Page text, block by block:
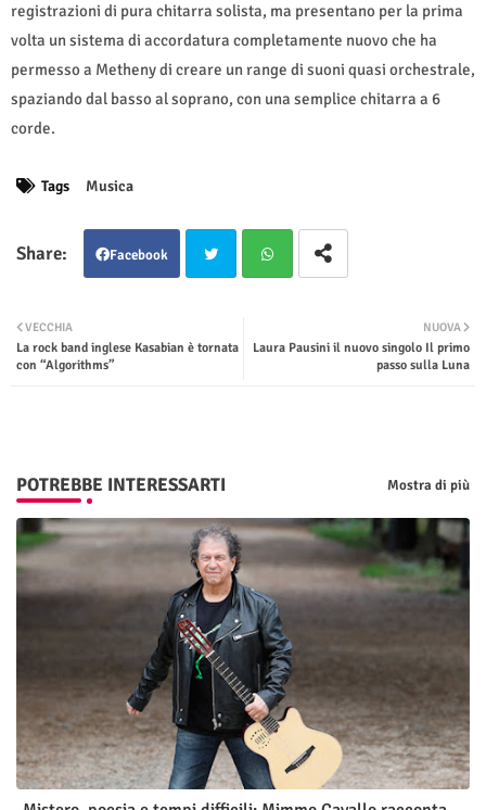
registrazioni di pura chitarra solista, ma presentano per la prima
volta un sistema di accordatura completamente nuovo che ha
permesso a Metheny di creare un range di suoni quasi orchestrale,
spaziando dal basso al soprano, con una semplice chitarra a 6
corde.
Tags Musica
Facebook
ter tsap
NUOVA
Laura Pausini il nuovo singolo Il primo
passo sulla Luna
VECCHIA
La rock band inglese Kasabian è tornata
con “Algorithms”
POTREBBE INTERESSARTI Mostra di più